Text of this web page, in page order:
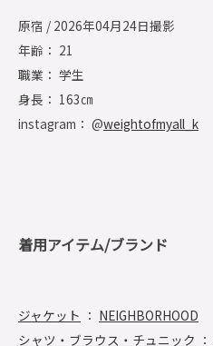
原宿 / 2026年04月24日撮影
年齢： 21
職業： 学生
身長： 163㎝
instagram： @weightofmyall_k
着用アイテム/ブランド
ジャケット ： NEIGHBORHOOD
シャツ・ブラウス・チュニック ：